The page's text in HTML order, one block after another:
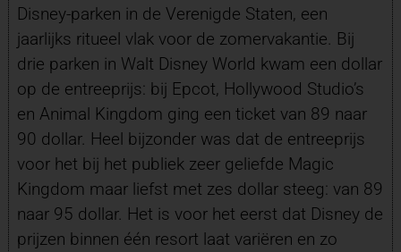
Disney-parken in de Verenigde Staten, een
jaarlijks ritueel vlak voor de zomervakantie. Bij
drie parken in Walt Disney World kwam een dollar
op de entreeprijs: bij Epcot, Hollywood Studio’s
en Animal Kingdom ging een ticket van 89 naar
90 dollar. Heel bijzonder was dat de entreeprijs
voor het bij het publiek zeer geliefde Magic
Kingdom maar liefst met zes dollar steeg: van 89
naar 95 dollar. Het is voor het eerst dat Disney de
prijzen binnen één resort laat variëren en zo